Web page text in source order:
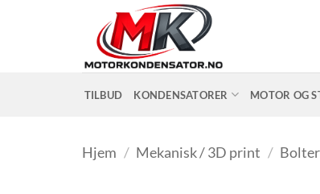
TILBUD KONDENSATORER MOTOR OG
Hjem / Mekanisk / 3D print /